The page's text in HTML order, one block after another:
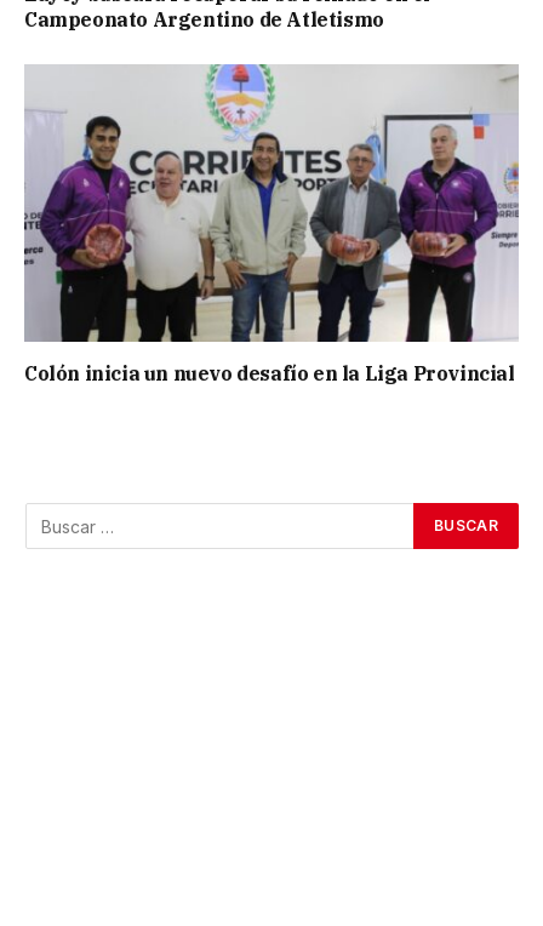
Campeonato Argentino de Atletismo
Colón inicia un nuevo desafío en la Liga Provincial